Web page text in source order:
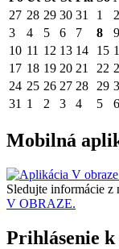
27 28 29 30 31 1
2
3
4 5 6 7 8
9
10 11 12 13 14 15
17 18 19 20 21 22
24 25 26 27 28 29
31 1 2 3 4 5 6
Mobilná
Sledujte informácie z
V OBRAZE.
Prihlásenie